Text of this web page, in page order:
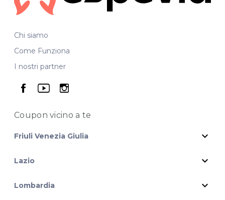
Chi siamo
Come Funziona
I nostri partner
seguici su facebook
seguici su youtube
seguici su instagram
Coupon vicinoa te
Friuli Venezia Giulia expand_more
Lazio expand_more
Lombardia expand_more